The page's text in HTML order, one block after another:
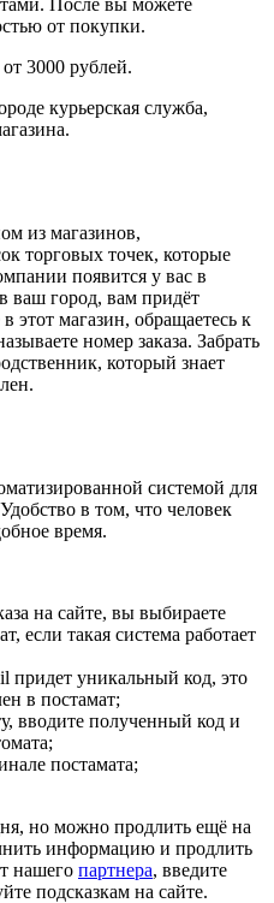
После вы можете
от покупки.
3000 рублей.
курьерская служба,
из магазинов,
торговых точек, которые
появится у вас в
ваш город, вам придёт
этот магазин, обращаетесь к
номер заказа. Забрать
который знает
системой для
в том, что человек
время.
на сайте, вы выбираете
если такая система работает
придет уникальный код, это
в постамат;
вводите полученный код и
постамата;
но можно продлить ещё на
информацию и продлить
нашего партнера, введите
подсказкам на сайте.